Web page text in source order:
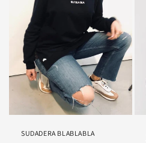
SUDADERA BLABLABLA